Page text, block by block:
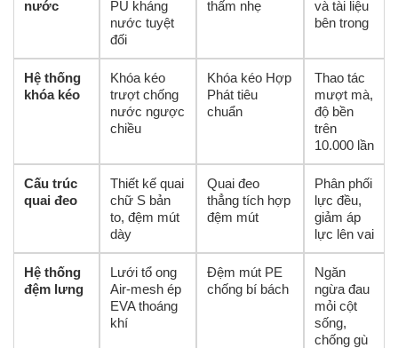
nước
PU kháng
nước tuyệt
đối
thấm nhẹ
và tài liệu
bên trong
Hệ thống
khóa kéo
Khóa kéo
trượt chống
nước ngược
chiều
Khóa kéo Hợp
Phát tiêu
chuẩn
Thao tác
mượt mà,
độ bền
trên
10.000 lần
Cấu trúc
quai đeo
Thiết kế quai
chữ S bản
to, đệm mút
dày
Quai đeo
thẳng tích hợp
đệm mút
Phân phối
lực đều,
giảm áp
lực lên vai
Hệ thống
đệm lưng
Lưới tổ ong
Air-mesh ép
EVA thoáng
khí
Đệm mút PE
chống bí bách
Ngăn
ngừa đau
mỏi cột
sống,
chống gù